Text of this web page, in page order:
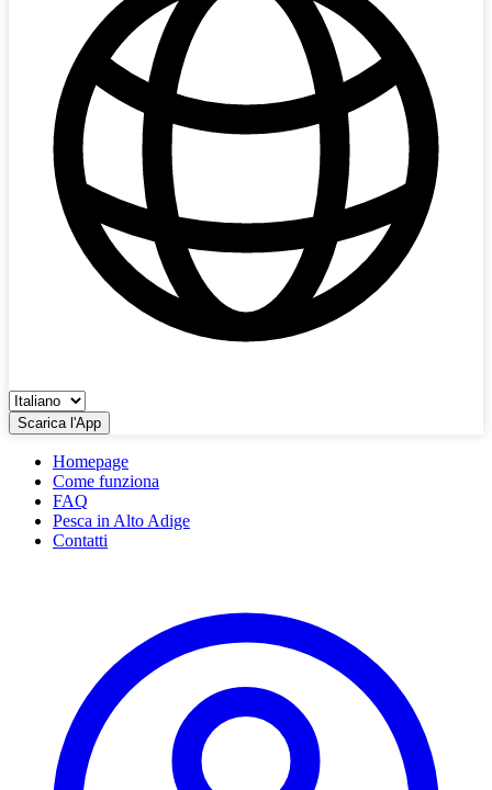
Scarica l'App
Homepage
Come funziona
FAQ
Pesca in Alto Adige
Contatti